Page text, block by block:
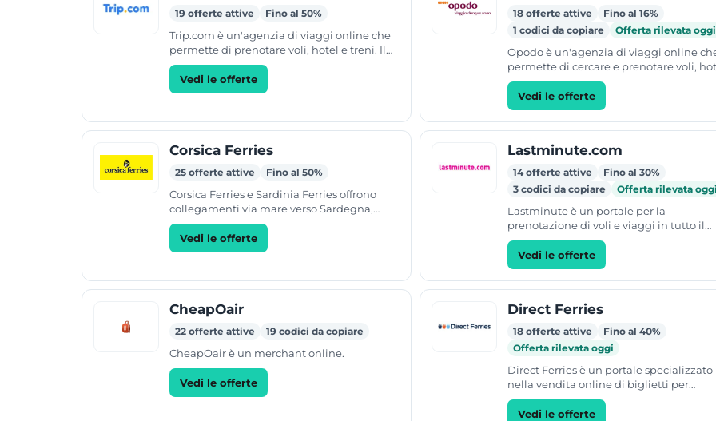
19 offerte attive Fino al 50%
Trip.com è un'agenzia di viaggi online che
permette di prenotare voli, hotel e treni. Il
sito offre inoltre servizi per il noleggio auto e
la...Vedi le offerte
18 offerte attive
Fino al 16%
1 codici da copiare
Offerta rilevata oggi
Opodo è un'agenzia di viaggi online
permette di cercare e prenotare voli,
treni e pacchetti vacanze. Il servizio
l'offerta di...
Vedi le offerte
Corsica Ferries
25 offerte attive Fino al 50%
Corsica Ferries e Sardinia Ferries offrono
collegamenti via mare verso Sardegna,
Corsica e Baleari. La compagnia gestisce il
trasporto di...
Vedi le offerte
Lastminute.com
14 offerte attive
Fino al 30%
3 codici da copiare
Offerta rilevata oggi
Lastminute è un portale per la
prenotazione di voli e viaggi in tutto il
mondo. Offre alberghi, escursioni,
case vacanze e noleggio veicoli.
Vedi le offerte
CheapOair
22 offerte attive 19 codici da copiare
CheapOair è un merchant online.
Vedi le offerte
Direct Ferries
18 offerte attive
Fino al 40%
Offerta rilevata oggi
Direct Ferries è un portale specializzato
nella vendita online di biglietti per
traghetti, con sede a Londra. Il sito
di confrontare e...
Vedi le offerte